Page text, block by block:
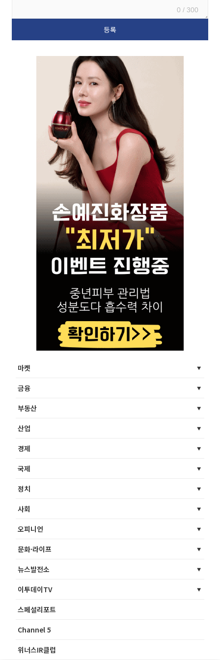
0 / 300
마켓
금융
부동산
산업
경제
국제
정치
사회
오피니언
문화·라이프
뉴스발전소
이투데이TV
스페셜리포트
Channel 5
위너스IR클럽